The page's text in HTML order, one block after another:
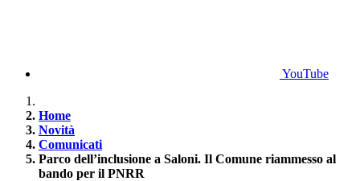
YouTube
Home
Novità
Comunicati
Parco dell’inclusione a Saloni. Il Comune riammesso al
bando per il PNRR